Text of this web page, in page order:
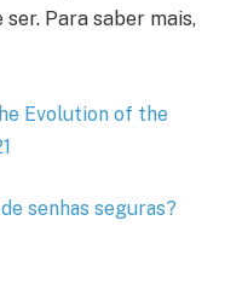
Para saber mais,
Evolution of the
senhas seguras?